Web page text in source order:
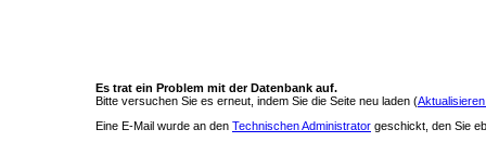
Es trat ein Problem mit der Datenbank auf.
Bitte versuchen Sie es erneut, indem Sie die Seite neu laden (
Eine E-Mail wurde an den Technischen Administrator geschickt, den Sie